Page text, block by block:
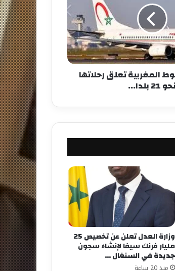
المغربية تعلق رحلاتها
نحو 21 بلدا...
وزارة العدل تعلن عن تخصيص 25
مليار فرنك سيفا لإنشاء سجون
جديدة في السنغال …
منذ 20 ساعة